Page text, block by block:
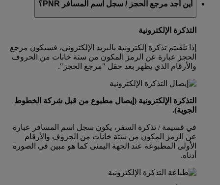
أين أجد مرجع الحجز / سجل اسم المسافر PNR؟
التذكرة الإلكترونية
إذا تلقيتم تذكرة إلكترونية بالبريد الإلكتروني، فسيكون مرجع
الحجز عبارة عن الرمز المكون من ستة خانات من الحروف
والأرقام الذي يظهر بعد حقل "مرجع الحجز".
التذكرة الإلكترونية (إيصال مطبوع من قبل شركة الخطوط
الجوية).
في قسيمة / تذكرة السفر، يكون سجل اسم المسافر عبارة
عن الرمز المكون من ستة خانات من الحروف والأرقام
الأولى المطبوعة عند الجهة اليمنى كما هو مبين في الصورة
أدناه.